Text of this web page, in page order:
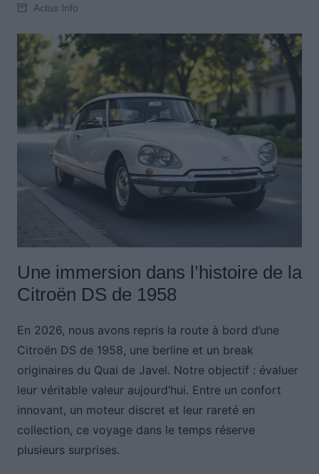
Actus Info
Une immersion dans l’histoire de la
Citroën DS de 1958
En 2026, nous avons repris la route à bord d’une
Citroën DS de 1958, une berline et un break
originaires du Quai de Javel. Notre objectif : évaluer
leur véritable valeur aujourd’hui. Entre un confort
innovant, un moteur discret et leur rareté en
collection, ce voyage dans le temps réserve
plusieurs surprises.